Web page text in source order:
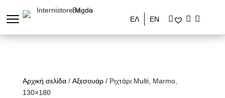
ΕΛ ΕΝ
Αρχική σελίδα/ Αξεσουάρ/ Ριχτάρι Multi, Marmo,
130×180